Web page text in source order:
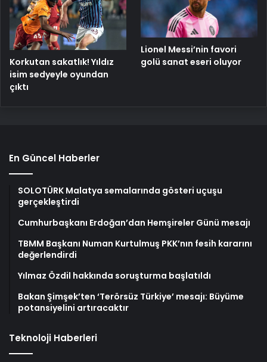
Korkutan sakatlık! Yıldız
isim sedyeyle oyundan
çıktı
Lionel Messi’nin favori
golü sanat eseri oluyor
En Güncel Haberler
SOLOTÜRK Malatya semalarında gösteri uçuşu
gerçekleştirdi
Cumhurbaşkanı Erdoğan’dan Hemşireler Günü mesajı
TBMM Başkanı Numan Kurtulmuş PKK’nın fesih kararını
değerlendirdi
Yılmaz Özdil hakkında soruşturma başlatıldı
Bakan Şimşek’ten ‘Terörsüz Türkiye’ mesajı: Büyüme
potansiyelini artıracaktır
Teknoloji Haberleri